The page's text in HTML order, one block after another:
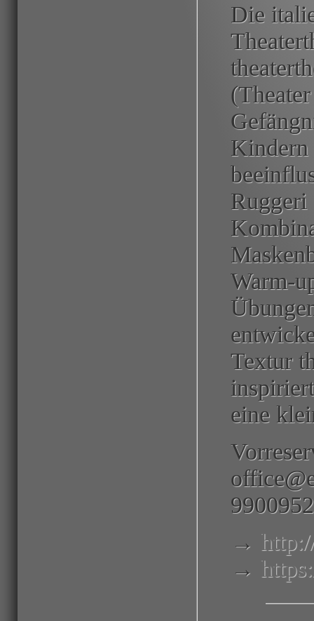
Die
Kindern
Ruggeri
Warm-
Textur
eine
9900952
→
→